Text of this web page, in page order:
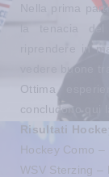
Nella prima
la tenacia
riprendere in
vedere buone
Ottima
concludono qui
Risultati
Hockey Como –
WSV Sterzing –